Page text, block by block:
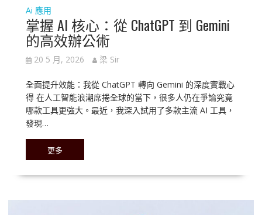
Ai 應用
掌握 AI 核心：從 ChatGPT 到 Gemini
的高效辦公術
20 5 月, 2026 梁 Sir
全面提升效能：我從 ChatGPT 轉向 Gemini 的深度實戰心
得 在人工智能浪潮席捲全球的當下，很多人仍在爭論究竟
哪款工具更強大。最近，我深入試用了多款主流 AI 工具，
發現…
更多